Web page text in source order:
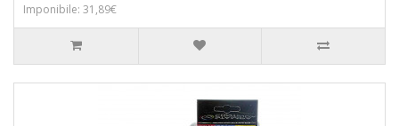
Imponibile: 31,89€